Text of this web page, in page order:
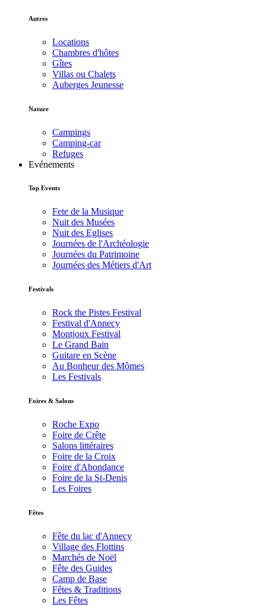
Autres
Locations
Chambres d'hôtes
Gîtes
Villas ou Chalets
Auberges Jeunesse
Nature
Campings
Camping-car
Refuges
Evénements
Top Events
Fete de la Musique
Nuit des Musées
Nuit des Eglises
Journées de l'Archéologie
Journées du Patrimoine
Journées des Métiers d'Art
Festivals
Rock the Pistes Festival
Festival d'Annecy
Montjoux Festival
Le Grand Bain
Guitare en Scène
Au Bonheur des Mômes
Les Festivals
Foires & Salons
Roche Expo
Foire de Crête
Salons littéraires
Foire de la Croix
Foire d'Abondance
Foire de la St-Denis
Les Foires
Fêtes
Fête du lac d'Annecy
Village des Flottins
Marchés de Noël
Fête des Guides
Camp de Base
Fêtes & Traditions
Les Fêtes